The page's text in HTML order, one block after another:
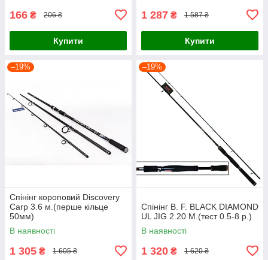
166 ₴ 206 ₴
Купити
1 287 ₴ 1 587 ₴
Купити
–19%
Спінінг короповий Discovery
Carp 3.6 м.(перше кільце
50мм)
В наявності
1 305 ₴ 1 605 ₴
–19%
Спінінг B. F. BLACK DIAMOND
UL JIG 2.20 M.(тест 0.5-8 р.)
В наявності
1 320 ₴ 1 620 ₴